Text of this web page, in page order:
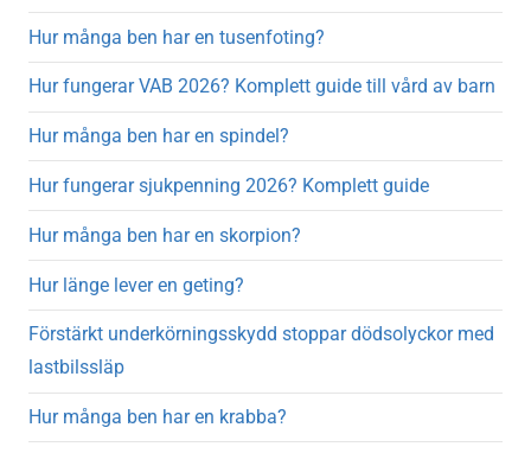
Hur många ben har en tusenfoting?
Hur fungerar VAB 2026? Komplett guide till vård av barn
Hur många ben har en spindel?
Hur fungerar sjukpenning 2026? Komplett guide
Hur många ben har en skorpion?
Hur länge lever en geting?
Förstärkt underkörningsskydd stoppar dödsolyckor med
lastbilssläp
Hur många ben har en krabba?